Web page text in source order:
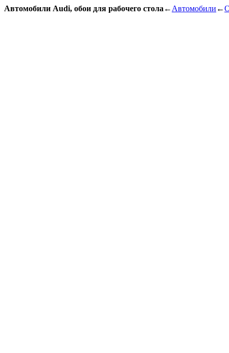
Автомобили Audi, обои для рабочего стола ← Автомобили ←